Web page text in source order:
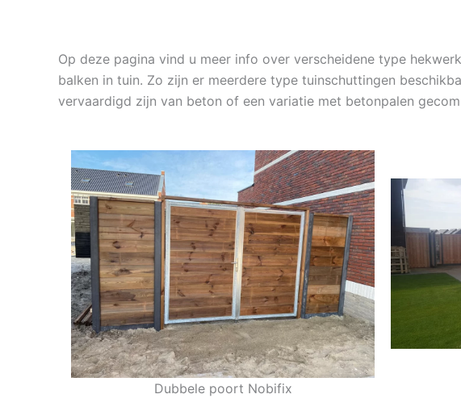
Op deze pagina vind u meer info over verscheidene type
balken in tuin. Zo zijn er meerdere type tuinschuttingen
vervaardigd zijn van beton of een variatie met betonpalen
Dubbele poort Nobifix